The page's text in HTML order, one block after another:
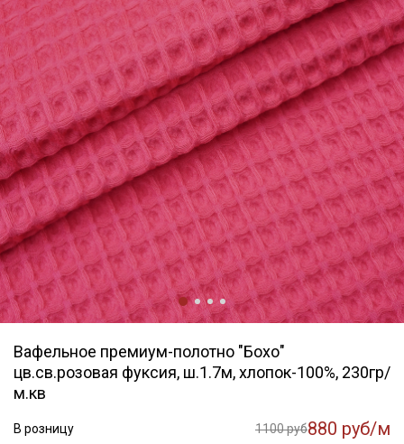
Вафельное премиум-полотно "Бохо"
цв.св.розовая фуксия, ш.1.7м, хлопок-100%, 230гр/
м.кв
В розницу 1100 руб880 руб/м